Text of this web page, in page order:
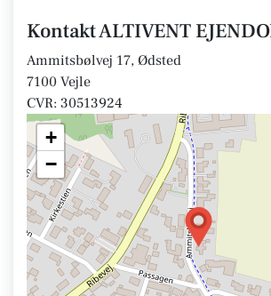
Kontakt ALTIVENT
Ammitsbølvej 17, Ødsted
7100 Vejle
CVR: 30513924
+
−